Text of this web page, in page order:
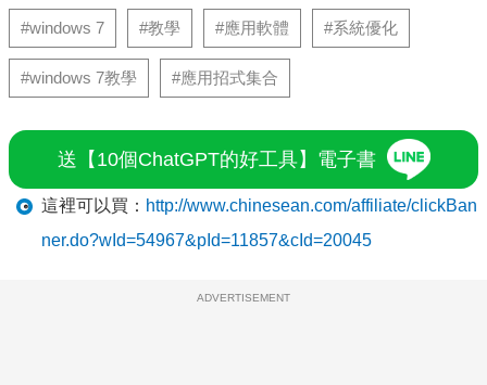
#windows 7 #教學 #應用軟體 #系統優化
#windows 7教學 #應用招式集合
送【10個ChatGPT的好工具】電子書
這裡可以買： http://www.chinesean.com/affiliate/clickBan
ner.do?wId=54967&pId=11857&cId=20045
ADVERTISEMENT